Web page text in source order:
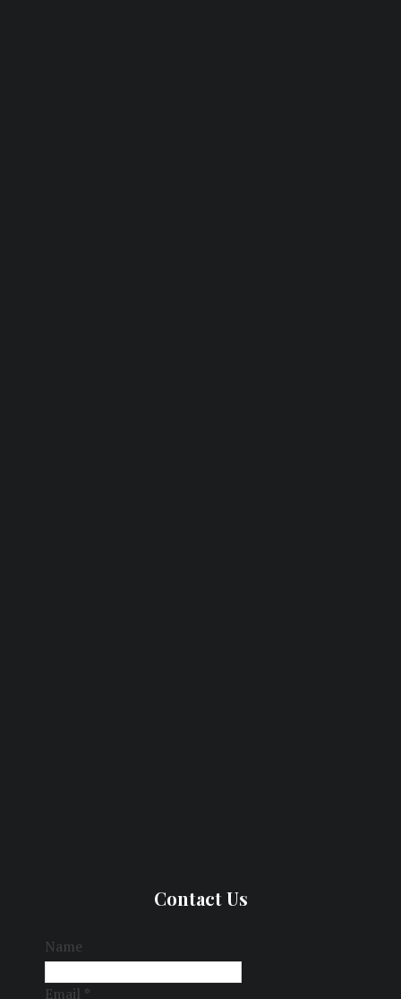
Contact Us
Name
Email *